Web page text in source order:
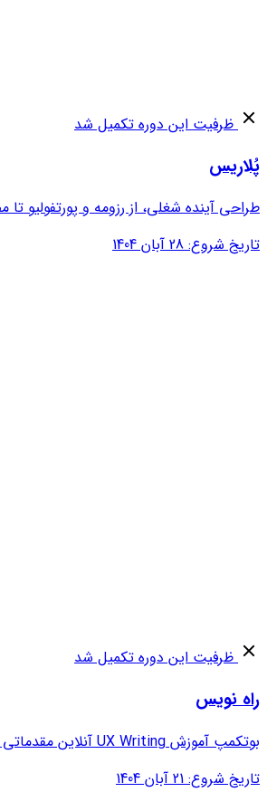
ظرفیت این دوره تکمیل شد
پُلاریس
طراحی آینده شغلی، از رزومه و پورتفولیو
تاریخ شروع: 28 آبان 1404
ظرفیت این دوره تکمیل شد
راه نویس
بوتکمپ آموزش UX Writing آنلاین مقدماتی تا پیشرفته
تاریخ شروع: 21 آبان 1404